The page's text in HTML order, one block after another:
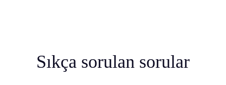
Sıkça sorulan sorular